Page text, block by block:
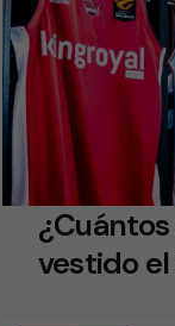
vestido el